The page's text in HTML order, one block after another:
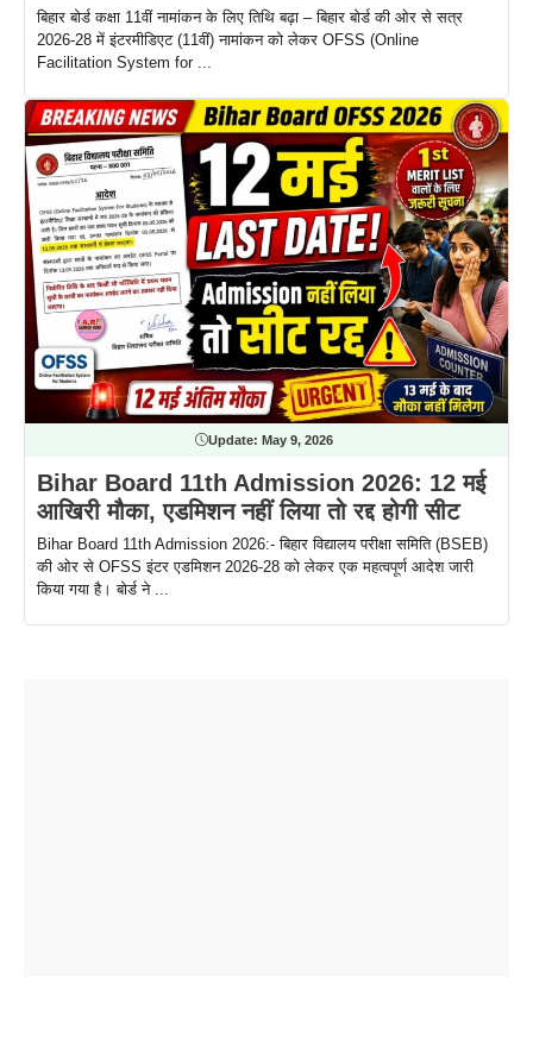
बिहार बोर्ड कक्षा 11वीं नामांकन के लिए तिथि बढ़ा – बिहार बोर्ड की ओर से सत्र
2026-28 में इंटरमीडिएट (11वीं) नामांकन को लेकर OFSS (Online
Facilitation System for ...
Update: May 9, 2026
Bihar Board 11th Admission 2026: 12 मई
आखिरी मौका, एडमिशन नहीं लिया तो रद्द होगी सीट
Bihar Board 11th Admission 2026:- बिहार विद्यालय परीक्षा समिति (BSEB)
की ओर से OFSS इंटर एडमिशन 2026-28 को लेकर एक महत्वपूर्ण आदेश जारी
किया गया है। बोर्ड ने ...